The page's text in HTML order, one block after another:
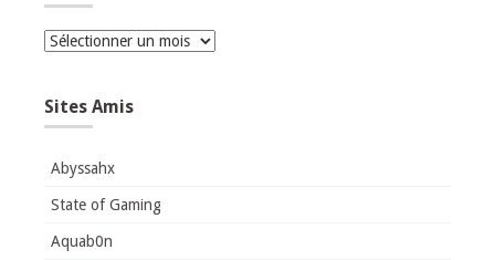
Archives
Sites Amis
Abyssahx
State of Gaming
Aquab0n